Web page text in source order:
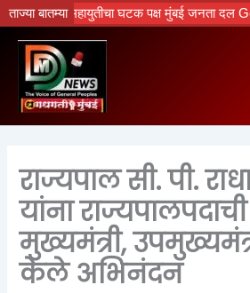
ताज्या बातम्या
महायुतीचा घटक पक्ष मुंबई जनता दल Gen Z च्या
Skip
to
content
राज्यपाल सी. पी.
यांना
मुख्यमंत्री,
केले अभिनंदन